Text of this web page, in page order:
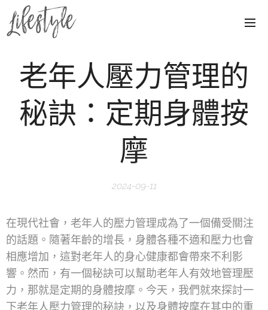
老年人壓力管理的
秘訣：定期身體按
摩
2024-09-11
在現代社會，老年人的壓力管理成為了一個備受關注
的話題。隨著年齡的增長，身體各種不適和壓力也會
相應增加，這對老年人的身心健康都會帶來不利影
響。然而，有一個秘訣可以幫助老年人有效地管理壓
力，那就是定期的身體按摩。今天，我們就來探討一
下老年人壓力管理的秘訣，以及身體按摩在其中的重